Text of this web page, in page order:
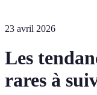
23 avril 2026
Les
rares à